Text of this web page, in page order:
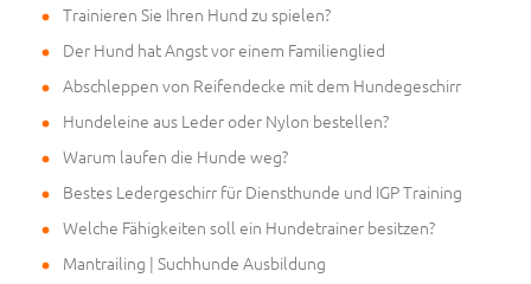
Trainieren Sie Ihren Hund zu spielen?
Der Hund hat Angst vor einem Familienglied
Abschleppen von Reifendecke mit dem Hundegeschirr
Hundeleine aus Leder oder Nylon bestellen?
Warum laufen die Hunde weg?
Bestes Ledergeschirr für Diensthunde und IGP Training
Welche Fähigkeiten soll ein Hundetrainer besitzen?
Mantrailing | Suchhunde Ausbildung